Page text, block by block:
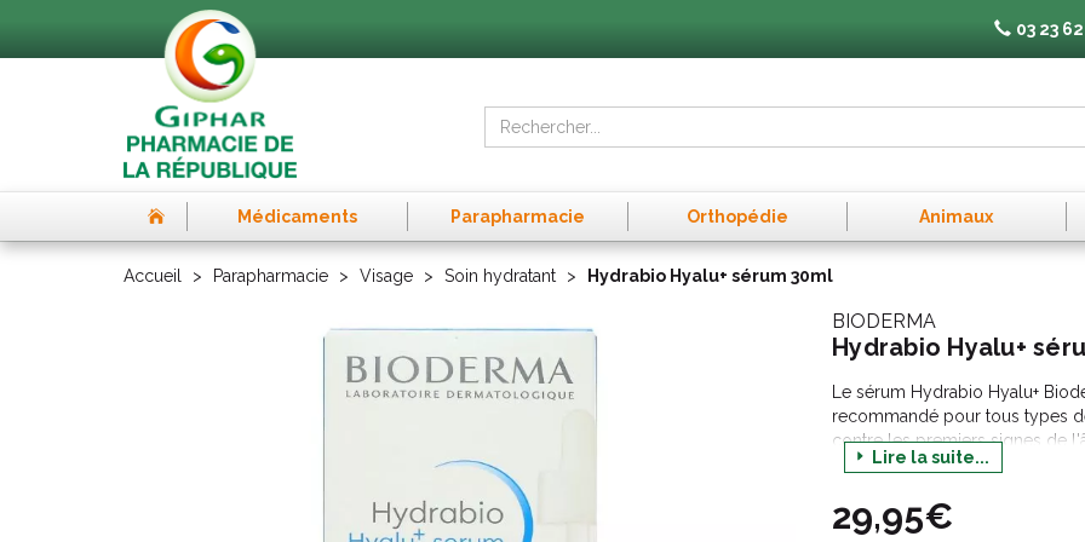
03 23
Médicaments Parapharmacie Orthopédie Animaux
Accueil Parapharmacie Visage Soin hydratant Hydrabio Hyalu+ sérum 30ml
BIODERMA
Hydrabio Hyalu+
Le sérum Hydrabio Hyalu+
recommandé pour tous types
contre les premiers signes de
poids moléculaire qui redonne
repulper la peau, lisser es rides
redonner de la luminosité, de
Lire la suite...
29,95€